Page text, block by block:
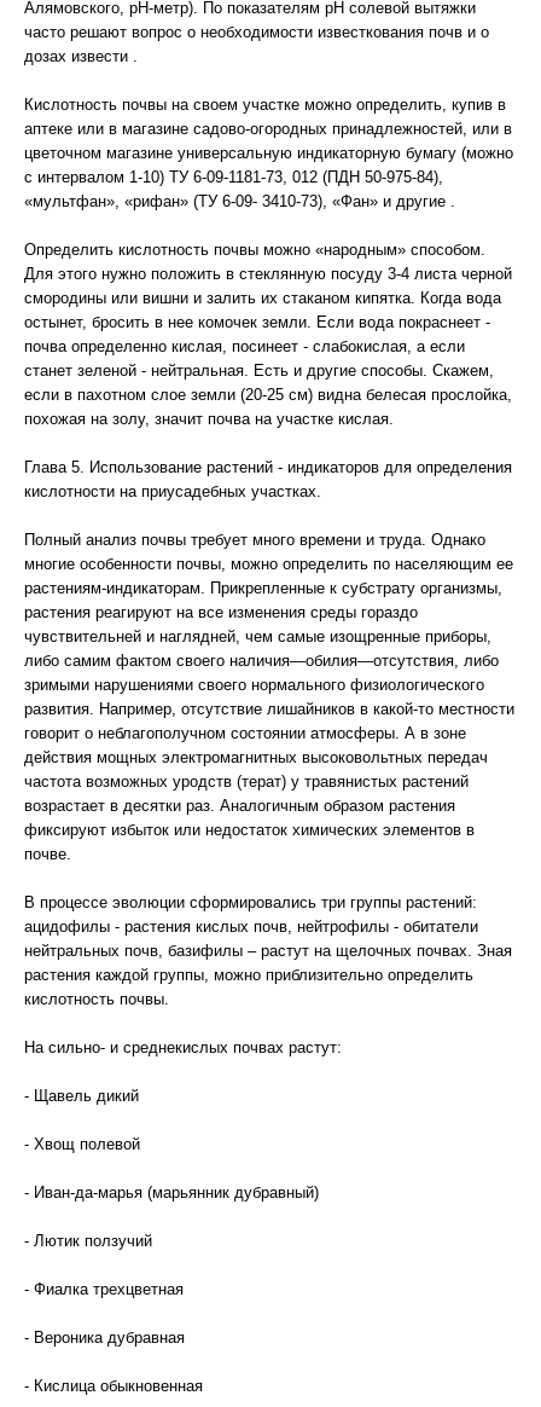
Алямовского, рН-метр). По показателям рН солевой вытяжки
часто решают вопрос о необходимости известкования почв и о
дозах извести .
Кислотность почвы на своем участке можно определить, купив в
аптеке или в магазине садово-огородных принадлежностей, или в
цветочном магазине универсальную индикаторную бумагу (можно
с интервалом 1-10) ТУ 6-09-1181-73, 012 (ПДН 50-975-84),
«мультфан», «рифан» (ТУ 6-09- 3410-73), «Фан» и другие .
Определить кислотность почвы можно «народным» способом.
Для этого нужно положить в стеклянную посуду 3-4 листа черной
смородины или вишни и залить их стаканом кипятка. Когда вода
остынет, бросить в нее комочек земли. Если вода покраснеет -
почва определенно кислая, посинеет - слабокислая, а если
станет зеленой - нейтральная. Есть и другие способы. Скажем,
если в пахотном слое земли (20-25 см) видна белесая прослойка,
похожая на золу, значит почва на участке кислая.
Глава 5. Использование растений - индикаторов для определения
кислотности на приусадебных участках.
Полный анализ почвы требует много времени и труда. Однако
многие особенности почвы, можно определить по населяющим ее
растениям-индикаторам. Прикрепленные к субстрату организмы,
растения реагируют на все изменения среды гораздо
чувствительней и наглядней, чем самые изощренные приборы,
либо самим фактом своего наличия—обилия—отсутствия, либо
зримыми нарушениями своего нормального физиологического
развития. Например, отсутствие лишайников в какой-то местности
говорит о неблагополучном состоянии атмосферы. А в зоне
действия мощных электромагнитных высоковольтных передач
частота возможных уродств (терат) у травянистых растений
возрастает в десятки раз. Аналогичным образом растения
фиксируют избыток или недостаток химических элементов в
почве.
В процессе эволюции сформировались три группы растений:
ацидофилы - растения кислых почв, нейтрофилы - обитатели
нейтральных почв, базифилы – растут на щелочных почвах. Зная
растения каждой группы, можно приблизительно определить
кислотность почвы.
На сильно- и среднекислых почвах растут:
- Щавель дикий
- Хвощ полевой
- Иван-да-марья (марьянник дубравный)
- Лютик ползучий
- Фиалка трехцветная
- Вероника дубравная
- Кислица обыкновенная